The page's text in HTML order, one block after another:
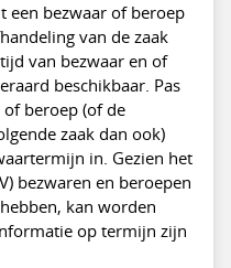
een bezwaar of beroep
van de zaak
van bezwaar en of
beschikbaar. Pas
beroep (of de
zaak dan ook)
in. Gezien het
bezwaren en beroepen
kan worden
op termijn zijn